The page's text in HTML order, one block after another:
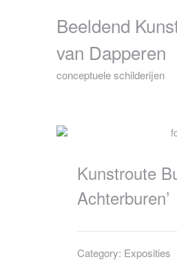
Beeldend
van Dapperen
conceptuele schilderijen
Kunstroute
Achterburen’
Category: Exposities